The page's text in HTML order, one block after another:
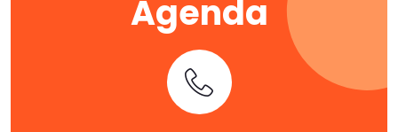
Agenda